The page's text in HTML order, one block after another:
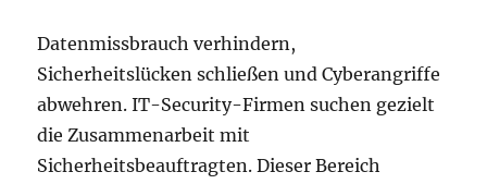
Datenmissbrauch verhindern,
Sicherheitslücken schließen und Cyberangriffe
abwehren. IT-Security-Firmen suchen gezielt
die Zusammenarbeit mit
Sicherheitsbeauftragten. Dieser Bereich